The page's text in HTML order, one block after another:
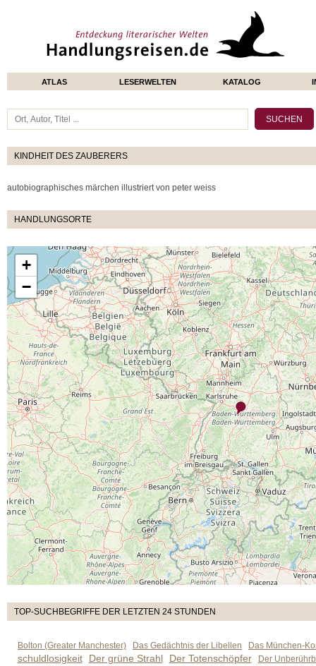
ATLAS LESERWELTEN KATALOG
KINDHEIT DES ZAUBERERS
autobiographisches märchen illustriert von peter weiss
HANDLUNGSORTE
+
−
TOP-SUCHBEGRIFFE DER LETZTEN 24 STUNDEN
Bolton (Greater Manchester) Das Gedächtnis der Libellen Das München-
schuldlosigkeit Der grüne Strahl Der Totenschöpfer
Der